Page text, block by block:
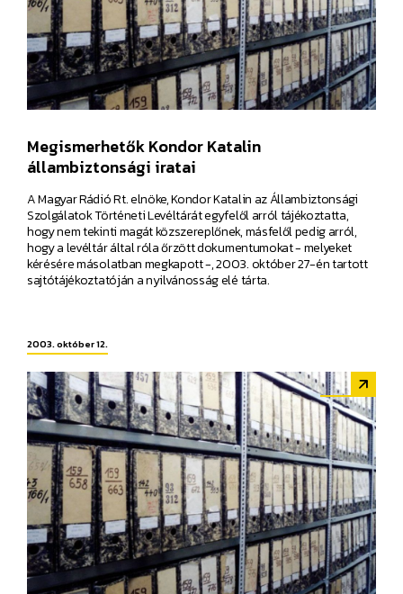
Megismerhetők Kondor Katalin
állambiztonsági iratai
A Magyar Rádió Rt. elnöke, Kondor Katalin az Állambiztonsági
Szolgálatok Történeti Levéltárát egyfelől arról tájékoztatta,
hogy nem tekinti magát közszereplőnek, másfelől pedig arról,
hogy a levéltár által róla őrzött dokumentumokat - melyeket
kérésére másolatban megkapott -, 2003. október 27-én tartott
sajtótájékoztatóján a nyilvánosság elé tárta.
2003. október 12.